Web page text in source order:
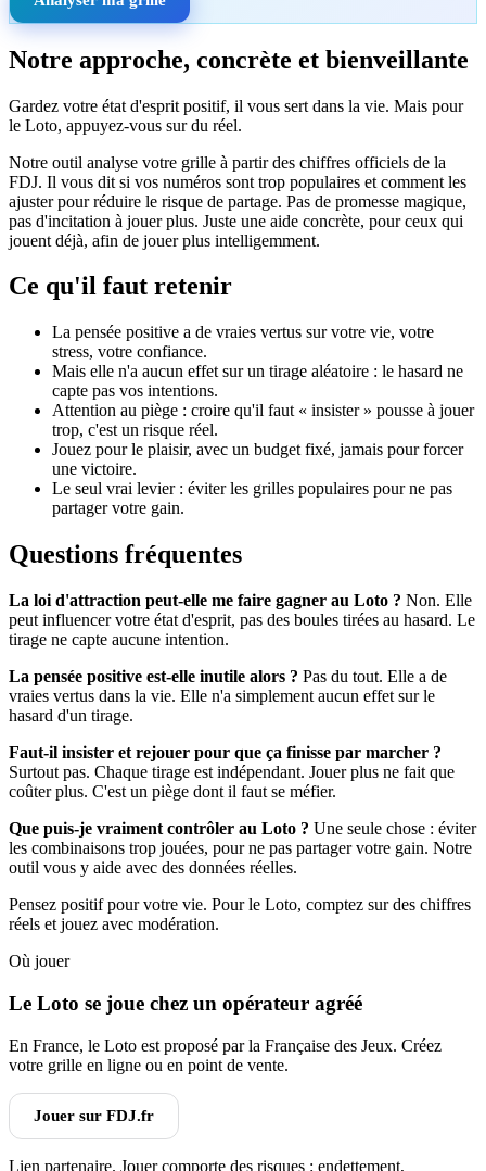
Notre approche, concrète et bienveillante
Gardez votre état d'esprit positif, il vous sert dans la vie. Mais pour
le Loto, appuyez-vous sur du réel.
Notre outil analyse votre grille à partir des chiffres officiels de la
FDJ. Il vous dit si vos numéros sont trop populaires et comment les
ajuster pour réduire le risque de partage. Pas de promesse magique,
pas d'incitation à jouer plus. Juste une aide concrète, pour ceux qui
jouent déjà, afin de jouer plus intelligemment.
Ce qu'il faut retenir
La pensée positive a de vraies vertus sur votre vie, votre
stress, votre confiance.
Mais elle n'a aucun effet sur un tirage aléatoire : le hasard ne
capte pas vos intentions.
Attention au piège : croire qu'il faut « insister » pousse à jouer
trop, c'est un risque réel.
Jouez pour le plaisir, avec un budget fixé, jamais pour forcer
une victoire.
Le seul vrai levier : éviter les grilles populaires pour ne pas
partager votre gain.
Questions fréquentes
La loi d'attraction peut-elle me faire gagner au Loto ? Non. Elle
peut influencer votre état d'esprit, pas des boules tirées au hasard. Le
tirage ne capte aucune intention.
La pensée positive est-elle inutile alors ? Pas du tout. Elle a de
vraies vertus dans la vie. Elle n'a simplement aucun effet sur le
hasard d'un tirage.
Faut-il insister et rejouer pour que ça finisse par marcher ?
Surtout pas. Chaque tirage est indépendant. Jouer plus ne fait que
coûter plus. C'est un piège dont il faut se méfier.
Que puis-je vraiment contrôler au Loto ? Une seule chose : éviter
les combinaisons trop jouées, pour ne pas partager votre gain. Notre
outil vous y aide avec des données réelles.
Pensez positif pour votre vie. Pour le Loto, comptez sur des chiffres
réels et jouez avec modération.
Où jouer
Le Loto se joue chez un opérateur agréé
En France, le Loto est proposé par la Française des Jeux. Créez
votre grille en ligne ou en point de vente.
Jouer sur FDJ.fr
Lien partenaire. Jouer comporte des risques : endettement,